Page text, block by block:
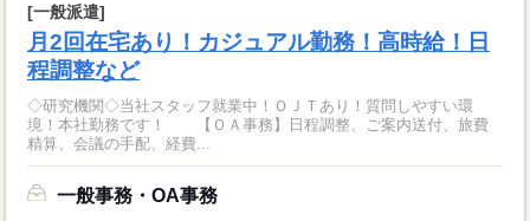
[一般派遣]
月2回在宅あり！カジュアル勤務！高時給！日
程調整など
◇研究機関◇当社スタッフ就業中！ＯＪＴあり！質問しやすい環
境！本社勤務です！ 【ＯＡ事務】日程調整、ご案内送付、旅費
精算、会議の手配、経費...
一般事務・OA事務